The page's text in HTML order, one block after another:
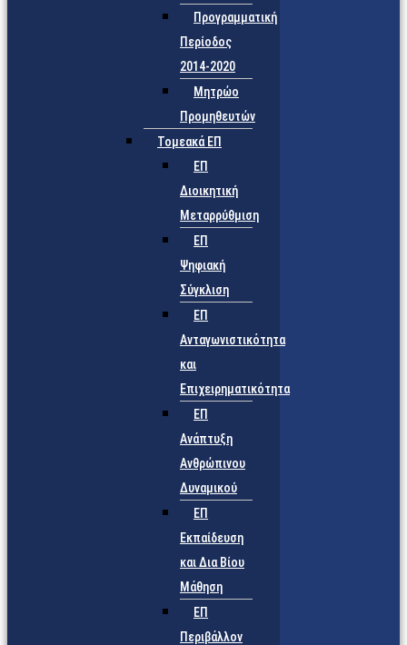
Προγραμματική
Περίοδος
2014-2020
Μητρώο
Προμηθευτών
Τομεακά ΕΠ
ΕΠ
Διοικητική
Μεταρρύθμιση
ΕΠ
Ψηφιακή
Σύγκλιση
ΕΠ
Ανταγωνιστικότητα
και
Επιχειρηματικότητα
ΕΠ
Ανάπτυξη
Ανθρώπινου
Δυναμικού
ΕΠ
Εκπαίδευση
και Δια Βίου
Μάθηση
ΕΠ
Περιβάλλον